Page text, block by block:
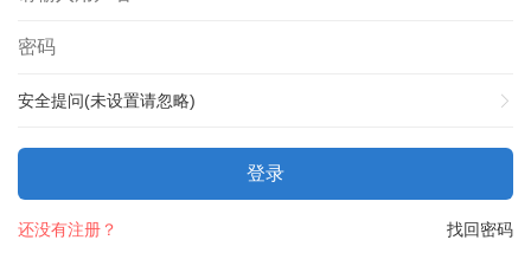
安全提问(未设置请忽略)
登录
找回密码
还没有注册？